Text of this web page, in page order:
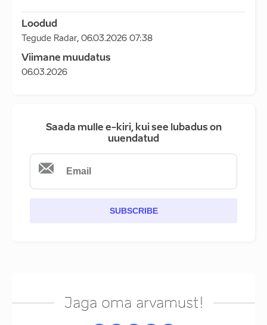
Loodud
Tegude Radar, 06.03.2026 07:38
Viimane muudatus
06.03.2026
Saada mulle e-kiri, kui see lubadus on
uuendatud
SUBSCRIBE
Jaga oma arvamust!